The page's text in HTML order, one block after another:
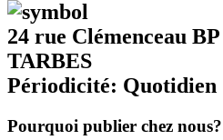
24 rue Clémenceau
TARBES
Périodicité: Quotidien
Pourquoi publier chez nous?